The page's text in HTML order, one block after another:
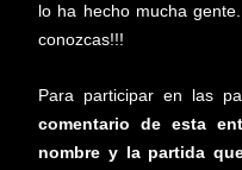
lo ha hecho mucha gente.
conozcas!!!
Para participar en las
comentario de esta
nombre y la partida